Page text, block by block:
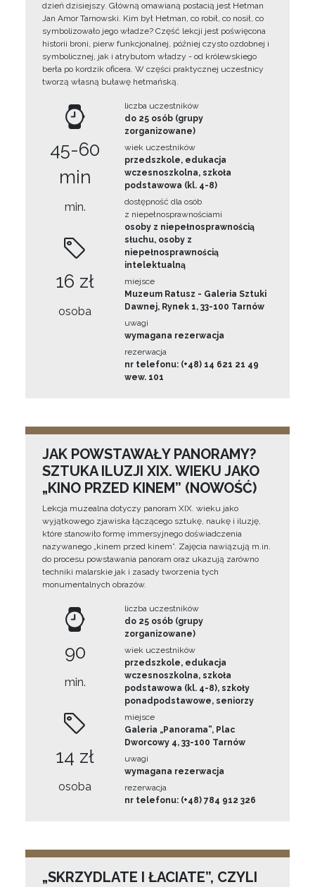
dzień dzisiejszy. Główną omawianą postacią jest Hetman
Jan Amor Tarnowski. Kim był Hetman, co robił, co nosił, co
symbolizowało jego władze? Część lekcji jest poświęcona
historii broni, pierw funkcjonalnej, później czysto ozdobnej i
symbolicznej, jak i atrybutom władzy - od królewskiego
berła po kordzik oficera. W części praktycznej uczestnicy
tworzą własną buławę hetmańską.
45-60
min
min.
16 zł
osoba
liczba uczestników
do 25 osób (grupy
zorganizowane)
wiek uczestników
przedszkole, edukacja
wczesnoszkolna, szkoła
podstawowa (kl. 4-8)
dostępność dla osób
z niepełnosprawnościami
osoby z niepełnosprawnością
słuchu, osoby z
niepełnosprawnością
intelektualną
miejsce
Muzeum Ratusz - Galeria Sztuki
Dawnej, Rynek 1, 33-100 Tarnów
uwagi
wymagana rezerwacja
rezerwacja
nr telefonu: (+48) 14 621 21 49
wew. 101
JAK POWSTAWAŁY PANORAMY?
SZTUKA ILUZJI XIX. WIEKU JAKO
„KINO PRZED KINEM” (NOWOŚĆ)
Lekcja muzealna dotyczy panoram XIX. wieku jako
wyjątkowego zjawiska łączącego sztukę, naukę i iluzję,
które stanowiło formę immersyjnego doświadczenia
nazywanego „kinem przed kinem”. Zajęcia nawiązują m.in.
do procesu powstawania panoram oraz ukazują zarówno
techniki malarskie jak i zasady tworzenia tych
monumentalnych obrazów.
90
min.
14 zł
osoba
liczba uczestników
do 25 osób (grupy
zorganizowane)
wiek uczestników
przedszkole, edukacja
wczesnoszkolna, szkoła
podstawowa (kl. 4-8), szkoły
ponadpodstawowe, seniorzy
miejsce
Galeria „Panorama”, Plac
Dworcowy 4, 33-100 Tarnów
uwagi
wymagana rezerwacja
rezerwacja
nr telefonu: (+48) 784 912 326
„SKRZYDLATE I ŁACIATE”, CZYLI